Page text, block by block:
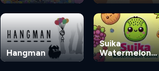
Hangman
Suika
Watermelon
Game